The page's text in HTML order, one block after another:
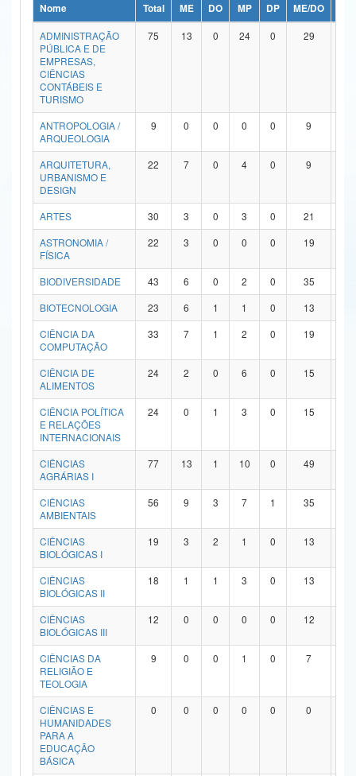
Ministério da Ciência, Tecnologia, Inovações e Comunicações
Ministério do Meio Ambiente
Ministério do Turismo
Ministério do Desenvolvimento Regional
Controladoria-Geral da União
Ministério da Mulher, da Família e dos Direitos Humanos
Secretaria de Governo
Advocacia-Geral da União
Banco Central do Brasil
Nome Total ME DO MP DP ME/DO
ADMINISTRAÇÃO
PÚBLICA E DE
EMPRESAS,
CIÊNCIAS
CONTÁBEIS E
TURISMO
75 13 0 24 0 29
ANTROPOLOGIA /
ARQUEOLOGIA
9 0 0 0 0 9
ARQUITETURA,
URBANISMO E
DESIGN
22 7 0 4 0 9
ARTES 30 3 0 3 0 21
ASTRONOMIA /
FÍSICA
22 3 0 0 0 19
BIODIVERSIDADE 43 6 0 2 0 35
BIOTECNOLOGIA
23 6 1 1 0 13
CIÊNCIA DA
COMPUTAÇÃO
33 7 1 2 0 19
CIÊNCIA DE
ALIMENTOS
24 2 0 6 0 15
CIÊNCIA POLÍTICA
E RELAÇÕES
INTERNACIONAIS
24 0 1 3 0 15
CIÊNCIAS
AGRÁRIAS I
77 13 1 10 0 49
CIÊNCIAS
AMBIENTAIS
56 9 3 7 1 35
CIÊNCIAS
BIOLÓGICAS I
19 3 2 1 0 13
CIÊNCIAS
BIOLÓGICAS II
18 1 1 3 0 13
CIÊNCIAS
BIOLÓGICAS III
12 0 0 0 0 12
CIÊNCIAS DA
RELIGIÃO E
TEOLOGIA
9 0 0 1 0 7
CIÊNCIAS E
HUMANIDADES
PARA A
EDUCAÇÃO
BÁSICA
0 0 0 0 0 0